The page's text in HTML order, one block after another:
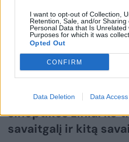
I want to opt-out of Collection,
Retention, Sale, and/or Sharing
Personal Data that Is Unrelated
Purposes for which it was
Opted Out
CONFIRM
Data Deletion Data Access
Gamta Orai
Po siautusių audrų
sinoptikės žinia: ko
savaitgalį ir kitą